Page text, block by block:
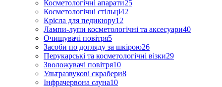
Косметологічні апарати25
Косметологічні стільці42
Крісла для педикюру12
Лампи-лупи косметологічні та аксесуари40
Очищувачі повітря5
Засоби по догляду за шкірою26
Перукарські та косметологічні візки29
Зволожувачі повітря10
Ультразвукові скрабери8
Інфрачервона сауна10